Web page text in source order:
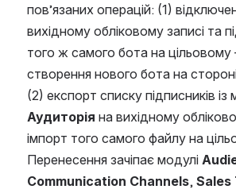
пов’язаних операцій: (1)
вихідному обліковому записі та
того ж самого бота на
створення нового бота на
Аудиторія на вихідному
імпорт того самого файлу на
Перенесення зачіпає модулі
Communication Channels, Sales